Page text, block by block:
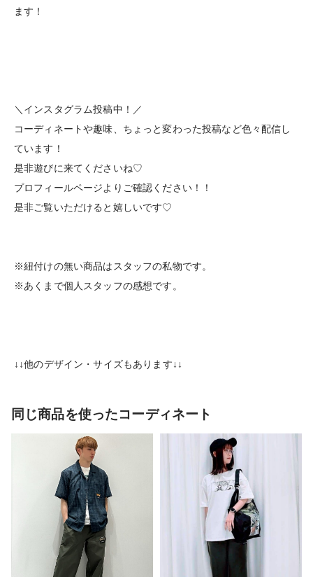
ます！
＼インスタグラム投稿中！／
コーディネートや趣味、ちょっと変わった投稿など色々配信し
ています！
是非遊びに来てくださいね♡
プロフィールページよりご確認ください！！
是非ご覧いただけると嬉しいです♡
※紐付けの無い商品はスタッフの私物です。
※あくまで個人スタッフの感想です。
↓↓他のデザイン・サイズもあります↓↓
同じ商品を使ったコーディネート